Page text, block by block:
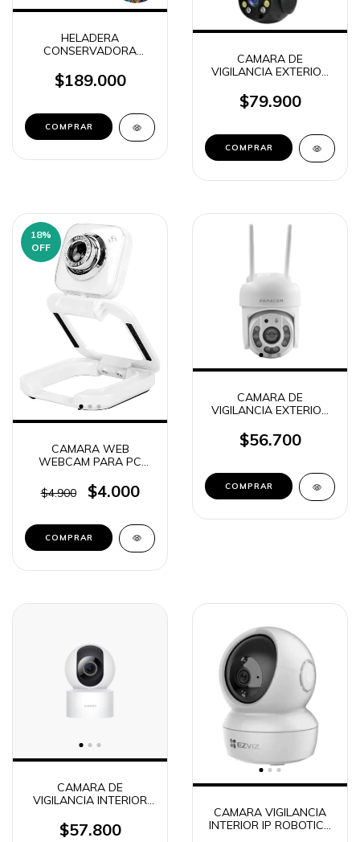
HELADERA
CONSERVADORA
CON CARGADOR 12V
ORYX ORC025L
$189.000
CAMARA DE
VIGILANCIA EXTERIOR
CON ALARMA TIME C-
121026
$79.900
18%
OFF
CAMARA WEB
WEBCAM PARA PC
$4.900
$4.000
COMPRAR
CAMARA DE
VIGILANCIA EXTERIOR
PANACOM ICE10200
$56.700
CAMARA DE
VIGILANCIA INTERIOR
$57.800
CAMARA VIGILANCIA
INTERIOR IP ROBOTICA